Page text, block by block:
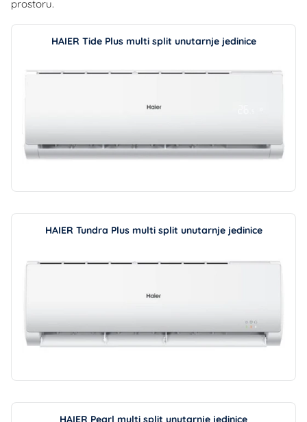
prostoru.
HAIER Tide Plus multi split unutarnje jedinice
HAIER Tundra Plus multi split unutarnje jedinice
HAIER Pearl multi split unutarnje jedinice